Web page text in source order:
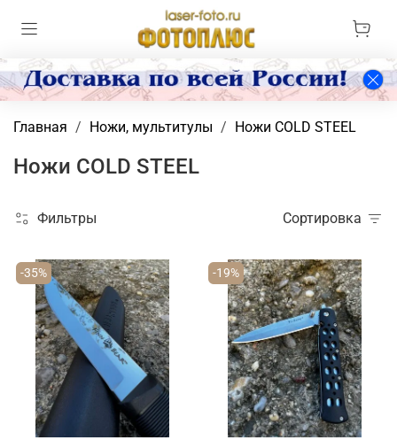
Главная Ножи, мультитулы Ножи COLD STEEL
Ножи COLD STEEL
Фильтры Сортировка
-35% -19%